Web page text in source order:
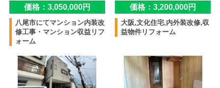
価格：3,050,000円
八尾市にてマンション内装改
修工事・マンション収益リフ
ォーム
価格：3,200,000円
大阪,文化住宅,内外装改修,収
益物件リフォーム